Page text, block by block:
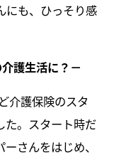
にも、ひっそり感
護生活に？－
介護保険のスタ
た。スタート時だ
さんをはじめ、